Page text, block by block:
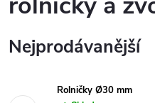
Nejprodávanější
Rolničky Ø30 mm